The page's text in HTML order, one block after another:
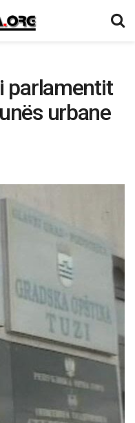
parlamentit
urbane